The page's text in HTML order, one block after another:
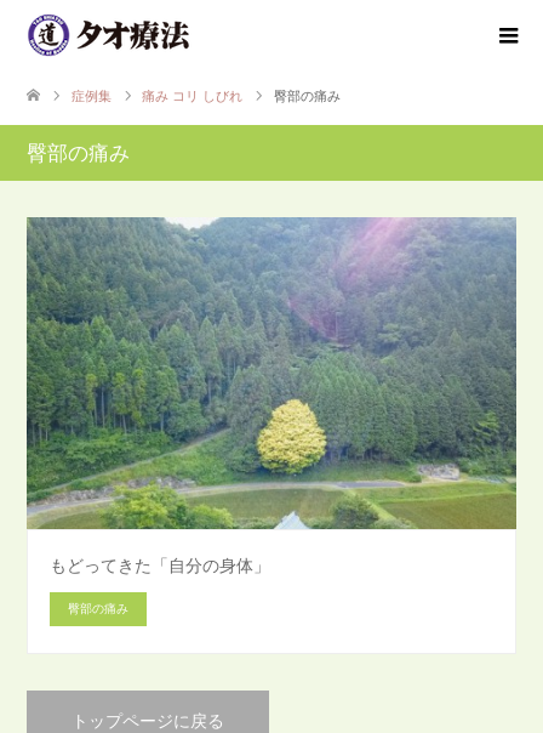
症例集 痛み コリ しびれ 臀部の痛み
臀部の痛み
もどってきた「自分の身体」
臀部の痛み
トップページに戻る